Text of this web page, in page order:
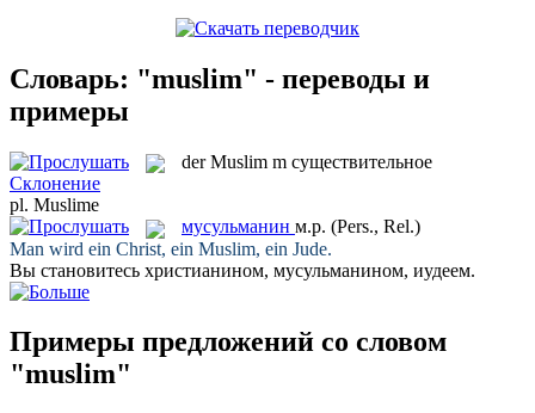
Словарь: "muslim" - переводы и
примеры
derMuslim m существительное
Склонение
pl. Muslime
мусульманин м.р. (Pers., Rel.)
Man wird ein Christ, ein Muslim, ein Jude.
Вы становитесь христианином, мусульманином, иудеем.
Примеры предложений со словом
"muslim"